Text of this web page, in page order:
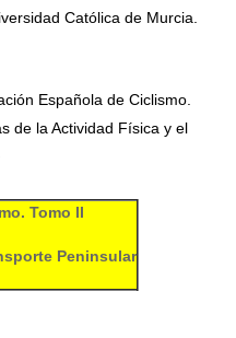
Católica de Murcia.
Española de Ciclismo.
de la Actividad Física y el
Tomo II
Peninsular